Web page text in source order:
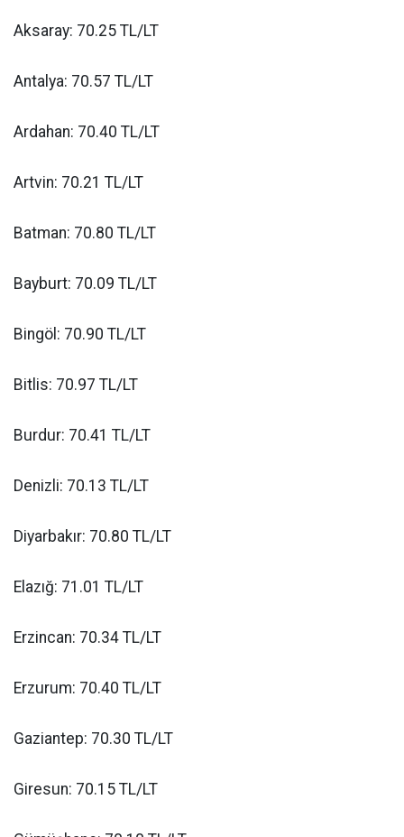
Aksaray: 70.25 TL/LT
Antalya: 70.57 TL/LT
Ardahan: 70.40 TL/LT
Artvin: 70.21 TL/LT
Batman: 70.80 TL/LT
Bayburt: 70.09 TL/LT
Bingöl: 70.90 TL/LT
Bitlis: 70.97 TL/LT
Burdur: 70.41 TL/LT
Denizli: 70.13 TL/LT
Diyarbakır: 70.80 TL/LT
Elazığ: 71.01 TL/LT
Erzincan: 70.34 TL/LT
Erzurum: 70.40 TL/LT
Gaziantep: 70.30 TL/LT
Giresun: 70.15 TL/LT